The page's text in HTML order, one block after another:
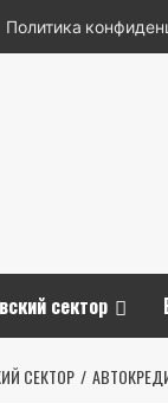
Политика
сектор
СЕКТОР